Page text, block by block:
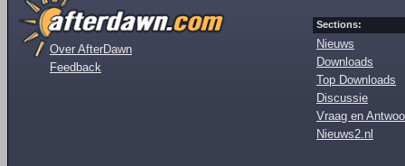
Over AfterDawn
Feedback
Sections:
Nieuws
Downloads
Top Downloads
Discussie
Vraag en
Nieuws2.nl